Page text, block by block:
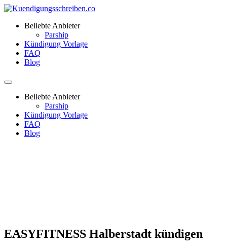
Beliebte Anbieter
Parship
Kündigung Vorlage
FAQ
Blog
Beliebte Anbieter
Parship
Kündigung Vorlage
FAQ
Blog
EASYFITNESS Halberstadt kündigen